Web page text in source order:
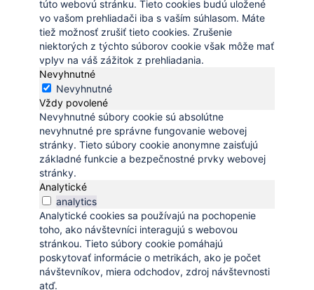
túto webovú stránku. Tieto cookies budú uložené
vo vašom prehliadači iba s vaším súhlasom. Máte
tiež možnosť zrušiť tieto cookies. Zrušenie
niektorých z týchto súborov cookie však môže mať
vplyv na váš zážitok z prehliadania.
Nevyhnutné
Nevyhnutné
Vždy povolené
Nevyhnutné súbory cookie sú absolútne
nevyhnutné pre správne fungovanie webovej
stránky. Tieto súbory cookie anonymne zaisťujú
základné funkcie a bezpečnostné prvky webovej
stránky.
Analytické
analytics
Analytické cookies sa používajú na pochopenie
toho, ako návštevníci interagujú s webovou
stránkou. Tieto súbory cookie pomáhajú
poskytovať informácie o metrikách, ako je počet
návštevníkov, miera odchodov, zdroj návštevnosti
atď.